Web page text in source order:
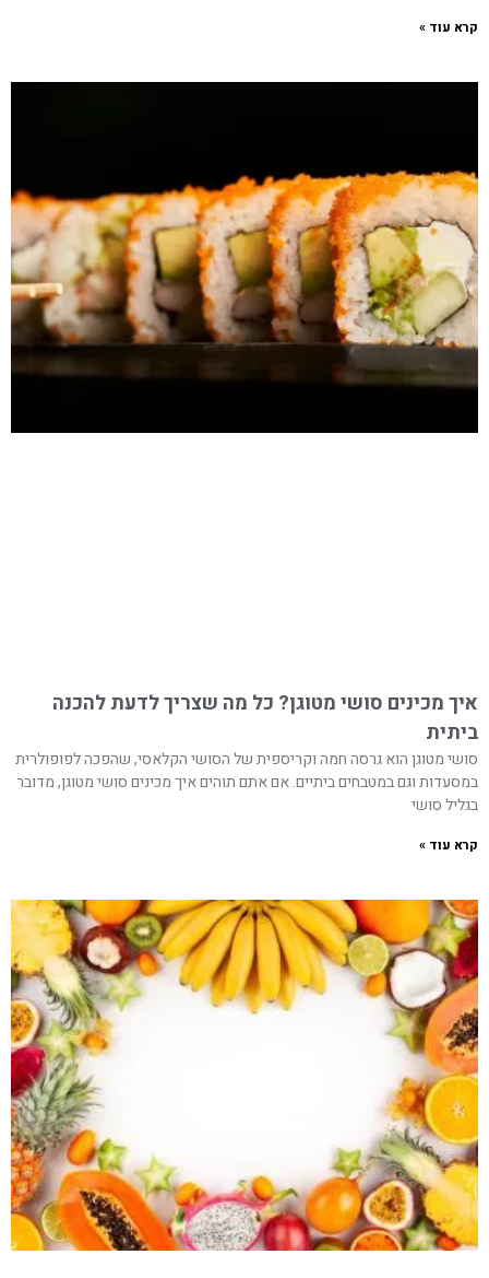
קרא עוד »
איך מכינים סושי מטוגן? כל מה שצריך לדעת להכנה
ביתית
סושי מטוגן הוא גרסה חמה וקריספית של הסושי הקלאסי, שהפכה לפופולרית
במסעדות וגם במטבחים ביתיים. אם אתם תוהים איך מכינים סושי מטוגן, מדובר
בגליל סושי
קרא עוד »